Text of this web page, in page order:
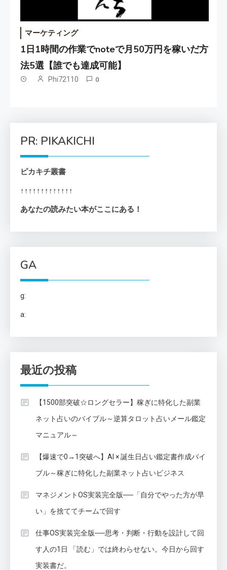
マーケティング
1日1時間の作業でnoteで月50万円を稼いだ方
法5選【誰でも達成可能】
Phi72110 0
PR: PIKAKICHI
ピカキチ叢書
↑↑↑↑↑↑↑↑↑↑↑↑↑
あなたの読みたい本がここにある！
GA
g:
a:
最近の投稿
【1500部突破☆ロングセラー】稼ぎに特化した副業
ネット占いのバイブル～逆算タロット占いメール鑑定
マニュアル～
【爆速で0→1突破へ】AI × 誕生日占い鑑定書作成バイ
ブル～稼ぎに特化した副業ネット占いビジネス
マネジメントOS実装完全版──「自分でやった方が早
い」を捨ててチームで回す
仕事OS実装完全版──思考・判断・行動を設計して回
す人の1日 「読む」では終わらせない。今日から回す
実装書だ。